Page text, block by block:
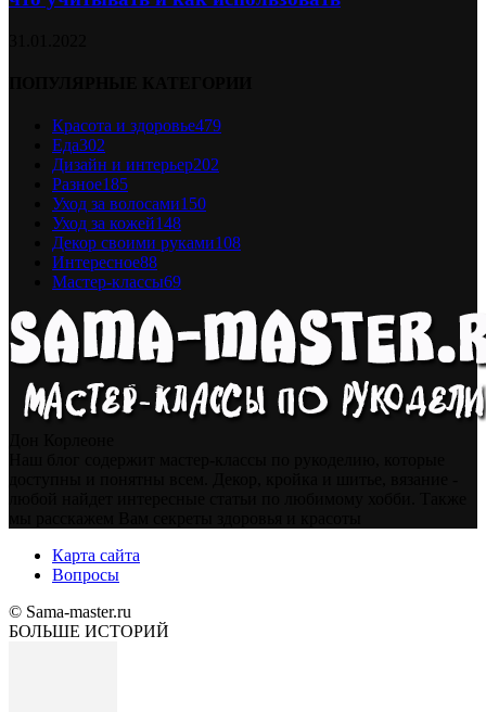
Красота и здоровье479
Еда302
Дизайн и интерьер202
Разное185
Уход за волосами150
Уход за кожей148
Декор своими руками108
Интересное88
Мастер-классы69
Карта сайта
Вопросы
© Sama-master.ru
БОЛЬШЕ ИСТОРИЙ